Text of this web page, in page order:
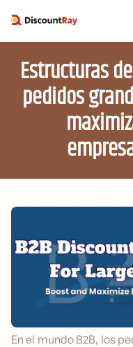
Estructuras
pedidos
En el mundo B2B, los